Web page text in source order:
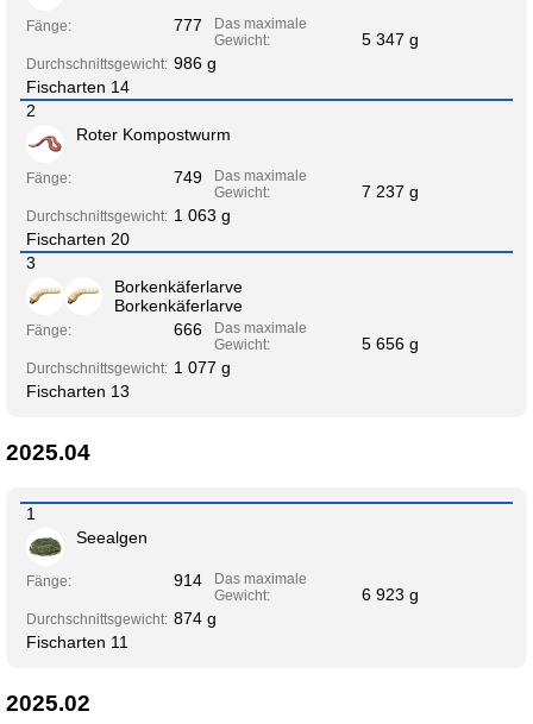
Fänge: 777
Das maximale
Gewicht:
5 347 g
Durchschnittsgewicht: 986 g
Fischarten 14
2
Roter Kompostwurm
Fänge: 749
Das maximale
Gewicht:
7 237 g
Durchschnittsgewicht: 1 063 g
Fischarten 20
3
Borkenkäferlarve
Borkenkäferlarve
Fänge: 666
Das maximale
Gewicht:
5 656 g
Durchschnittsgewicht: 1 077 g
Fischarten 13
2025.04
1
Seealgen
Fänge: 914
Das maximale
Gewicht:
6 923 g
Durchschnittsgewicht: 874 g
Fischarten 11
2025.02